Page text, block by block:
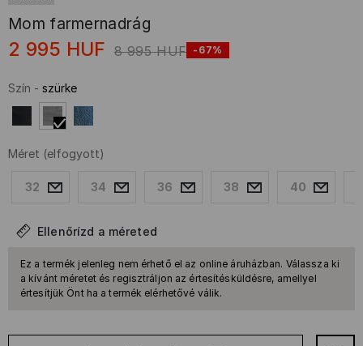
Mom farmernadrág
2 995 HUF 8 995 HUF -67%
Szín - szürke
Méret (elfogyott)
32 34 36 38 40
Ellenőrízd a méreted
Ez a termék jelenleg nem érhető el az online áruházban. Válassza ki
a kívánt méretet és regisztráljon az értesítésküldésre, amellyel
értesítjük Önt ha a termék elérhetővé válik.